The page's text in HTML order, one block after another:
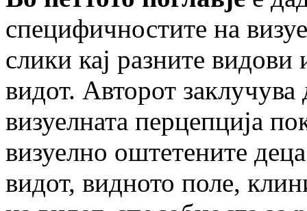
специфичностите на
слики кај разните
видот. Авторот
визуелната перцепција
визуелно оштетените
видот, видното поле,